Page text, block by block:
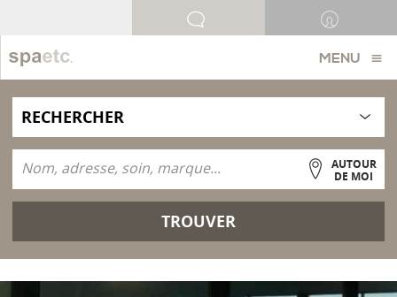
MENU
AUTOUR
DE MOI
TROUVER